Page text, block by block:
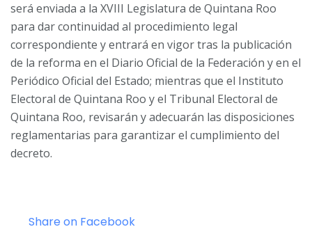
será enviada a la XVIII Legislatura de Quintana Roo
para dar continuidad al procedimiento legal
correspondiente y entrará en vigor tras la publicación
de la reforma en el Diario Oficial de la Federación y en el
Periódico Oficial del Estado; mientras que el Instituto
Electoral de Quintana Roo y el Tribunal Electoral de
Quintana Roo, revisarán y adecuarán las disposiciones
reglamentarias para garantizar el cumplimiento del
decreto.
Share on Facebook